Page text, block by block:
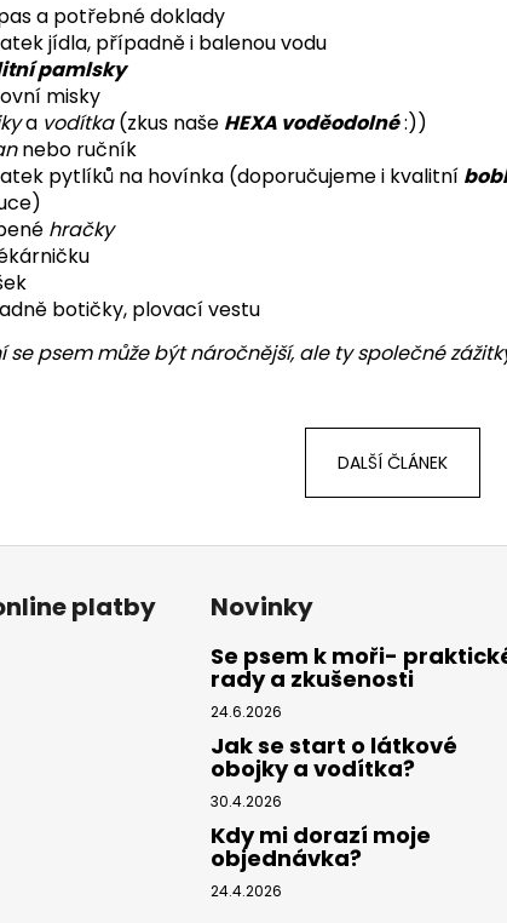
a potřebné doklady
jídla, případně i balenou vodu
pamlsky
misky
a vodítka(zkus naše HEXA voděodolné:))
nebo ručník
pytlíků na hovínka (doporučujeme i kvalitní
hračky
botičky, plovací vestu
se psem může být náročnější, ale ty společné
DALŠÍ ČLÁNEK
platby Novinky
Se psem k moři-
rady a zkušenosti
24.6.2026
Jak se start o látkové
obojky a vodítka?
30.4.2026
Kdy mi dorazí moje
objednávka?
24.4.2026